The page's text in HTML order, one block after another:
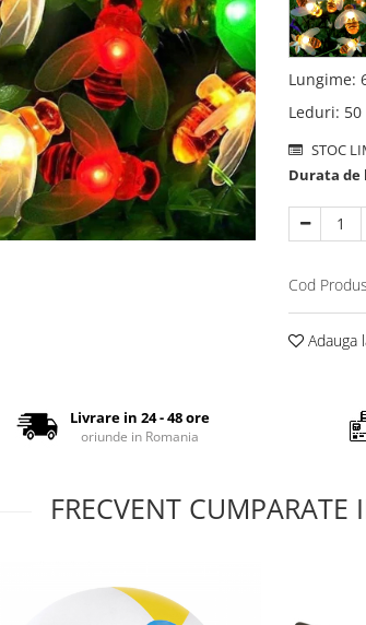
Lungime:
Leduri: 50
STOC
Durata de
Cod
Adauga
Livrare in 24 - 48 ore
oriunde in Romania
FRECVENT CUMPARATE